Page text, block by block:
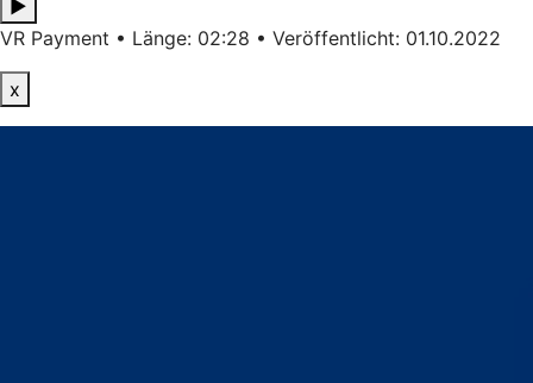
▶
VR Payment • Länge: 02:28 • Veröffentlicht: 01.10.2022
x